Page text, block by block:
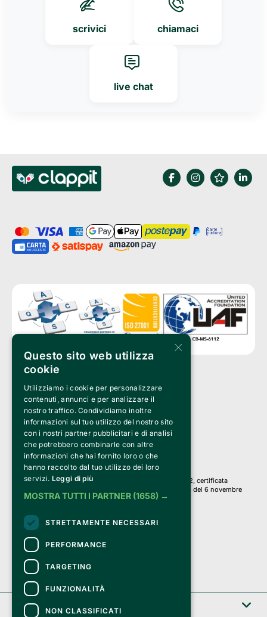
scrivici chiamaci
live chat
Clappit è un marchio di proprietà di:
Bemils Srl
a Socio Unico
Via Fosse Ardeatine, 4 -20092 Cinisello Balsamo (MI)
PI 05589050961
Iscr. C.C.I.A.A. Milano R.E.A. 1833471
© 2010-2025 Bemils Srl - Tutti i diritti riservati
Credits:
Clappit è basato sulla piattaforma di biglietteria Belive 6.2, certificata
dall’Agenzia delle Entrate con protocollo n. 2025/445474 del 6 novembre
2025.
Su Clappit i tuoi acquisti ed i tuoi dati
sono sicuri e protetti da un certificato SSL
con crittografia a 128 bit.
Clappit
×
Questo sito web utilizza
cookie
Utilizziamo i cookie per personalizzare
contenuti, annunci e per analizzare il
nostro traffico. Condividiamo inoltre
informazioni sul tuo utilizzo del nostro sito
con i nostri partner pubblicitari e di analisi
che potrebbero combinarle con altre
informazioni che hai fornito loro o che
hanno raccolto dal tuo utilizzo dei loro
servizi. Leggi di più
MOSTRA TUTTI I PARTNER (1658) →
STRETTAMENTE NECESSARI
PERFORMANCE
TARGETING
FUNZIONALITÀ
NON CLASSIFICATI